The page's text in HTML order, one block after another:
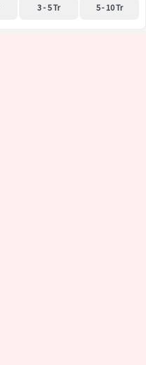
3 - 5 Tr 5 - 10 Tr